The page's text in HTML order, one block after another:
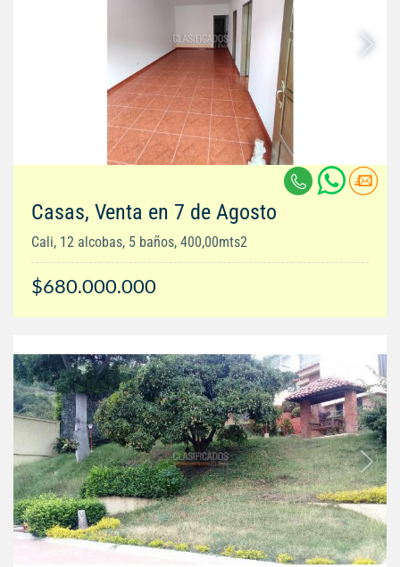
Casas, Venta en 7 de Agosto
Cali, 12 alcobas, 5 baños, 400,00mts2
$680.000.000